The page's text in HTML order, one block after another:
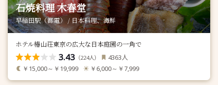
石焼料理 木春堂
早稲田駅（都電） / 日本料理、海鮮
ホテル椿山荘東京の広大な日本庭園の一角で
3.43 （224人） 4363人
￥15,000～￥19,999 ￥6,000～￥7,999